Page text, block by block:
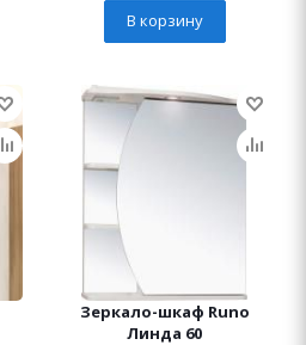
В корзину
Зеркало-шкаф Runo
Линда 60